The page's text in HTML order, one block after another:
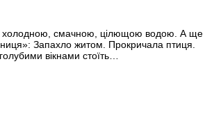
холодною, смачною, цілющою водою. А ще
Запахло житом. Прокричала птиця.
вікнами стоїть…